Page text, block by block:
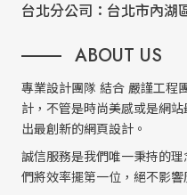
台北分公司： 台北市內湖
ABOUT US
專業設計團隊 結合 嚴謹工程
計，不管是時尚美感或是網
出最創新的網頁設計。
誠信服務是我們唯一秉持的
們將效率擺第一位，絕不影響